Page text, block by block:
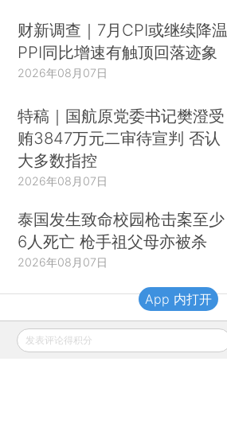
财新调查｜7月CPI或继续降温
PPI同比增速有触顶回落迹象
2026年08月07日
特稿｜国航原党委书记樊澄受
贿3847万元二审待宣判 否认
大多数指控
2026年08月07日
泰国发生致命校园枪击案至少
6人死亡 枪手祖父母亦被杀
2026年08月07日
财新移动
发表评论得积分
App 内打开